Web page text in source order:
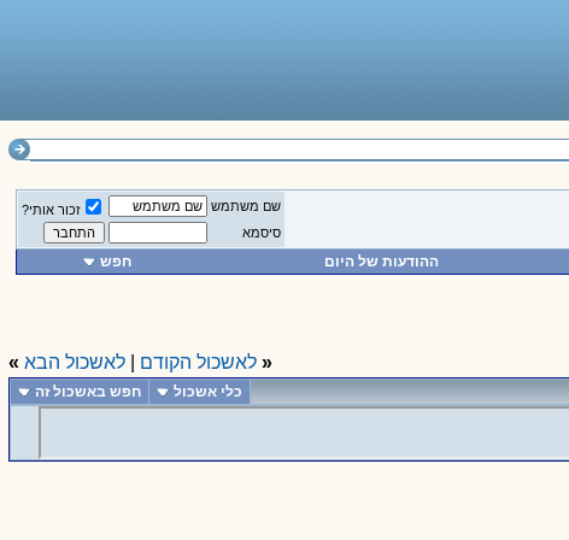
שם משתמש
זכור אותי?
סיסמא
ההודעות של היום חפש
« לאשכול הקודם לאשכול הבא »
כלי אשכול חפש באשכול זה